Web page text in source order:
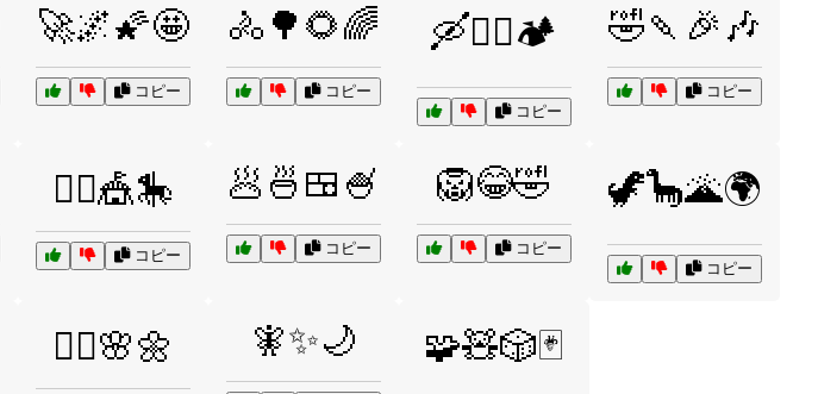
🚀🌌🌠🤩
コピー
🚴🌳🌻🌈
コピー
🛶🚴‍♀️🏕️
コピー
🤣🍡🎉🎶
コピー
🤹‍♀️🎪🎠
コピー
🥟🍜🍱🍧
コピー
🦁😂🤣
コピー
🦖🦕🌋🌍
コピー
🧚‍♀️🌸🌼 🧚✨🌙 🧩🧸🎲🃏